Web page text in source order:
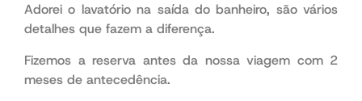
Adorei o lavatório na saída do banheiro, são vários
detalhes que fazem a diferença.
Fizemos a reserva antes da nossa viagem com 2
meses de antecedência.